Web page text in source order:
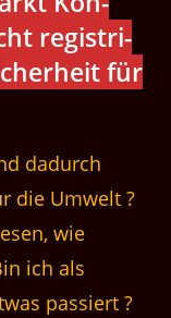
reg­istri­
für
dadurch
die Umwelt ?
wie
ich als
passiert ?